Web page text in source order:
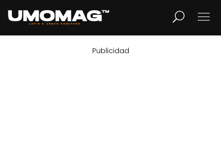
LIFESTYLE
Publicidad